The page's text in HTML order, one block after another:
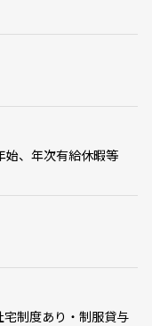
始、年次有給休暇等
制度あり・制服貸与